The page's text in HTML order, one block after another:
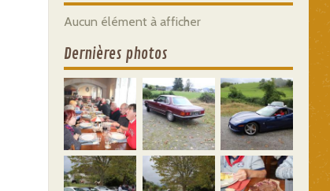
Aucun élément à afficher
Dernières photos